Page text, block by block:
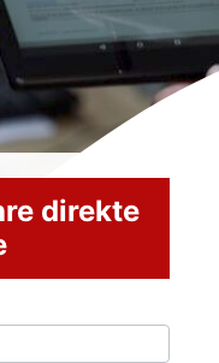
direkte